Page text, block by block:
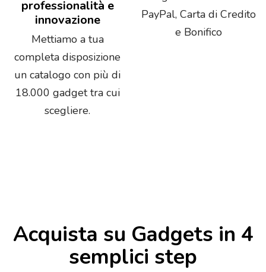
professionalità e
innovazione
Mettiamo a tua
completa disposizione
un catalogo con più di
18.000 gadget tra cui
scegliere.
PayPal, Carta di Credito
e Bonifico
Acquista su Gadgets in 4
semplici step